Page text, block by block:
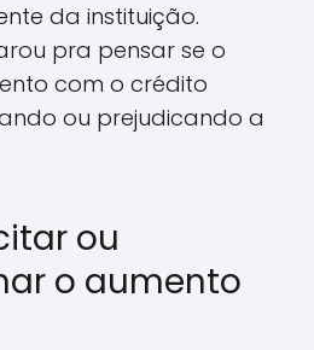
da instituição.
pra pensar se o
com o crédito
ou prejudicando a
ou
o aumento